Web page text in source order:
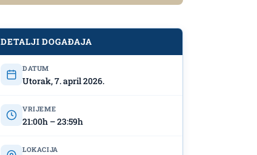
DETALJI DOGAĐAJA
DATUM
Utorak, 7. april 2026.
VRIJEME
21:00h – 23:59h
LOKACIJA